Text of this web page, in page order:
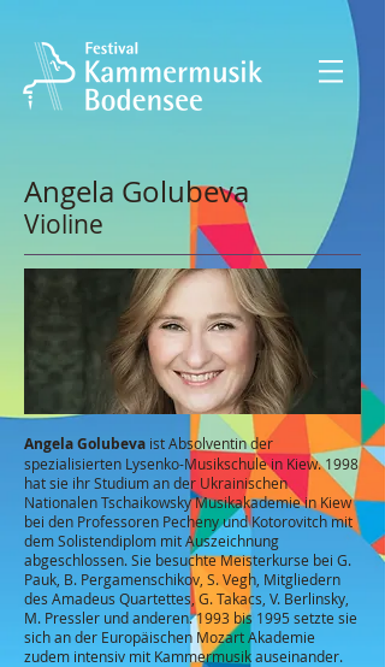
Angela Golubeva
Violine
Angela Golubeva ist Absolventin der
spezialisierten Lysenko-Musikschule in Kiew. 1998
hat sie ihr Studium an der Ukrainischen
Nationalen Tschaikowsky Musikakademie in Kiew
bei den Professoren Pecheny und Kotorovitch mit
dem Solistendiplom mit Auszeichnung
abgeschlossen. Sie besuchte Meisterkurse bei G.
Pauk, B. Pergamenschikov, S. Vegh, Mitgliedern
des Amadeus Quartettes, G. Takacs, V. Berlinsky,
M. Pressler und anderen. 1993 bis 1995 setzte sie
sich an der Europäischen Mozart Akademie
zudem intensiv mit Kammermusik auseinander.